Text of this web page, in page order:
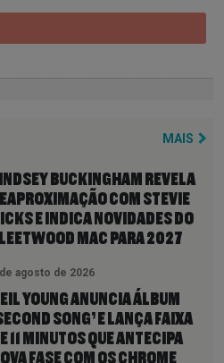
MAIS
BUCKINGHAM REVELA
COM STEVIE
E INDICA NOVIDADES DO
MAC PARA 2027
agosto de 2026
YOUNG ANUNCIA ÁLBUM
SONG’ E LANÇA FAIXA
11 MINUTOS QUE ANTECIPA
FASE COM OS CHROME